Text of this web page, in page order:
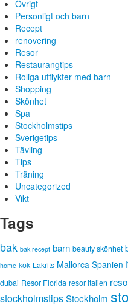
Övrigt
Personligt och barn
Recept
renovering
Resor
Restaurangtips
Roliga utflykter med barn
Shopping
Skönhet
Spa
Stockholmstips
Sverigetips
Tävling
Tips
Träning
Uncategorized
Vikt
Tags
bak bak recept barn beauty skönhet
home kök Lakrits Mallorca Spanien
dubai Resor Florida resor italien
stockholmstipsStockholm